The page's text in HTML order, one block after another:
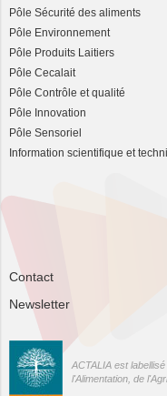
Pôle Sécurité des aliments
Pôle Environnement
Pôle Produits Laitiers
Pôle Cecalait
Pôle Contrôle et qualité
Pôle Innovation
Pôle Sensoriel
Information scientifique et
Contact
Newsletter
ACTALIA est
l'Alimentation, de